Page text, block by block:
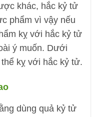
khác, hắc kỷ tử
phẩm vì vậy nếu
kỵ với hắc kỷ tử
ý muốn. Dưới
kỵ với hắc kỷ tử.
dùng quả kỷ tử